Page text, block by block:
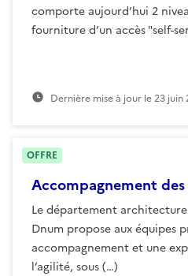
comporte aujourd’hui 2
fourniture d’un accès "self-
Dernière mise à jour le23 juin
Accompagnement
Le département
Dnum propose aux équipes
accompagnement et une
l’agilité, sous (…)
OFFRE